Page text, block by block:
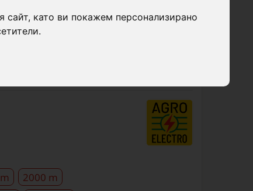
като ви покажем персонализирано
за диви животни. Пакета включва
3,2 джаула, шнур 500 м,
2000 m